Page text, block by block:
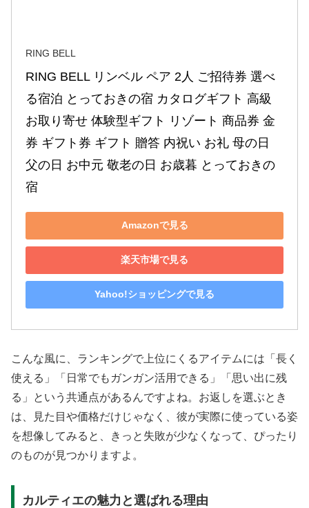
RING BELL
RING BELL リンベル ペア 2人 ご招待券 選べ
る宿泊 とっておきの宿 カタログギフト 高級
お取り寄せ 体験型ギフト リゾート 商品券 金
券 ギフト券 ギフト 贈答 内祝い お礼 母の日
父の日 お中元 敬老の日 お歳暮 とっておきの
宿
Amazonで見る
楽天市場で見る
Yahoo!ショッピングで見る
こんな風に、ランキングで上位にくるアイテムには「長く
使える」「日常でもガンガン活用できる」「思い出に残
る」という共通点があるんですよね。お返しを選ぶとき
は、見た目や価格だけじゃなく、彼が実際に使っている姿
を想像してみると、きっと失敗が少なくなって、ぴったり
のものが見つかりますよ。
カルティエの魅力と選ばれる理由